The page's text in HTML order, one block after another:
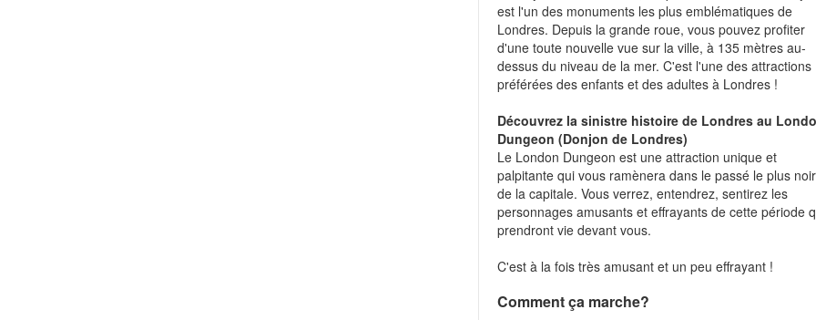
est l'un des monuments les plus emblématiques de
Londres. Depuis la grande roue, vous pouvez profiter
d'une toute nouvelle vue sur la ville, à 135 mètres au-
dessus du niveau de la mer. C'est l'une des attractions
préférées des enfants et des adultes à Londres !
Découvrez la sinistre histoire de Londres au
Dungeon (Donjon de Londres)
Le London Dungeon est une attraction unique et
palpitante qui vous ramènera dans le passé le plus noir
de la capitale. Vous verrez, entendrez, sentirez les
personnages amusants et effrayants de cette période
prendront vie devant vous.
C'est à la fois très amusant et un peu effrayant !
Comment ça marche?